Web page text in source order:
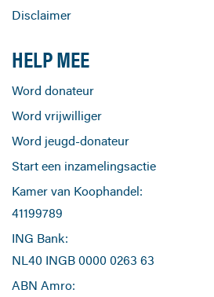
Disclaimer
HELP MEE
Word donateur
Word vrijwilliger
Word jeugd-donateur
Start een inzamelingsactie
Kamer van Koophandel:
41199789
ING Bank:
NL40 INGB 0000 0263 63
ABN Amro: